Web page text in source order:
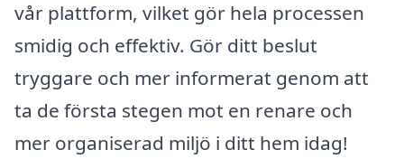
vår plattform, vilket gör hela processen
smidig och effektiv. Gör ditt beslut
tryggare och mer informerat genom att
ta de första stegen mot en renare och
mer organiserad miljö i ditt hem idag!